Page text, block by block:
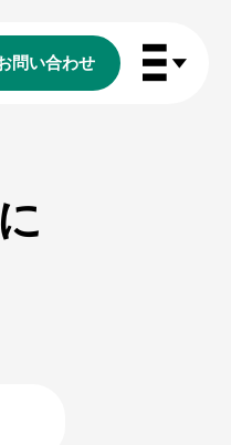
問い合わせ